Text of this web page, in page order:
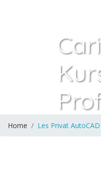
Home Les Privat